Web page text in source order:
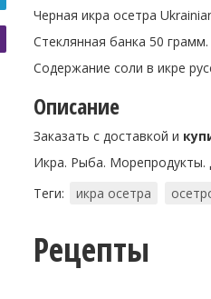
Черная икра осетра
Стеклянная банка 50 грамм.
Содержание соли в икре
Описание
Заказать с доставкой и
Икра. Рыба. Морепродукты.
Теги:
икра осетра
Рецепты